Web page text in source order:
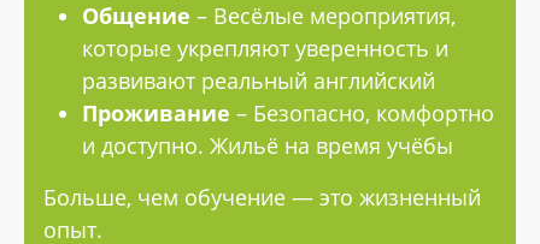
Общение – Весёлые мероприятия,
которые укрепляют уверенность и
развивают реальный английский
Проживание – Безопасно, комфортно
и доступно. Жильё на время учёбы
Больше, чем обучение — это жизненный
опыт.